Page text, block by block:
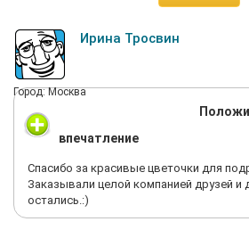
Ирина Тросвин
Город: Москва
впечатление
Спасибо за красивые цветочки для
Заказывали целой компанией друзей и
остались.:)